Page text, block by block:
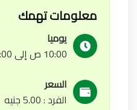
معلومات تهمك
يوميا
10:00 ص إلى 09:00 م
السعر
الفرد : 5.00 جنيه